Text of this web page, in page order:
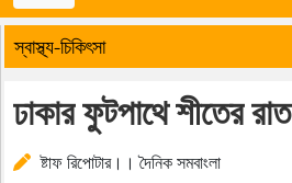
স্বাস্থ্য-চিকিৎসা
ঢাকার ফুটপাথে শীতের রাত
ষ্টাফ রিপোটার।। দৈনিক সমবাংলা